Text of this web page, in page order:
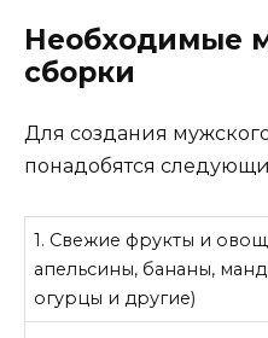
Необходимые
сборки
Для создания
понадобятся
1. Свежие фрукты и
апельсины, бананы,
огурцы и другие)